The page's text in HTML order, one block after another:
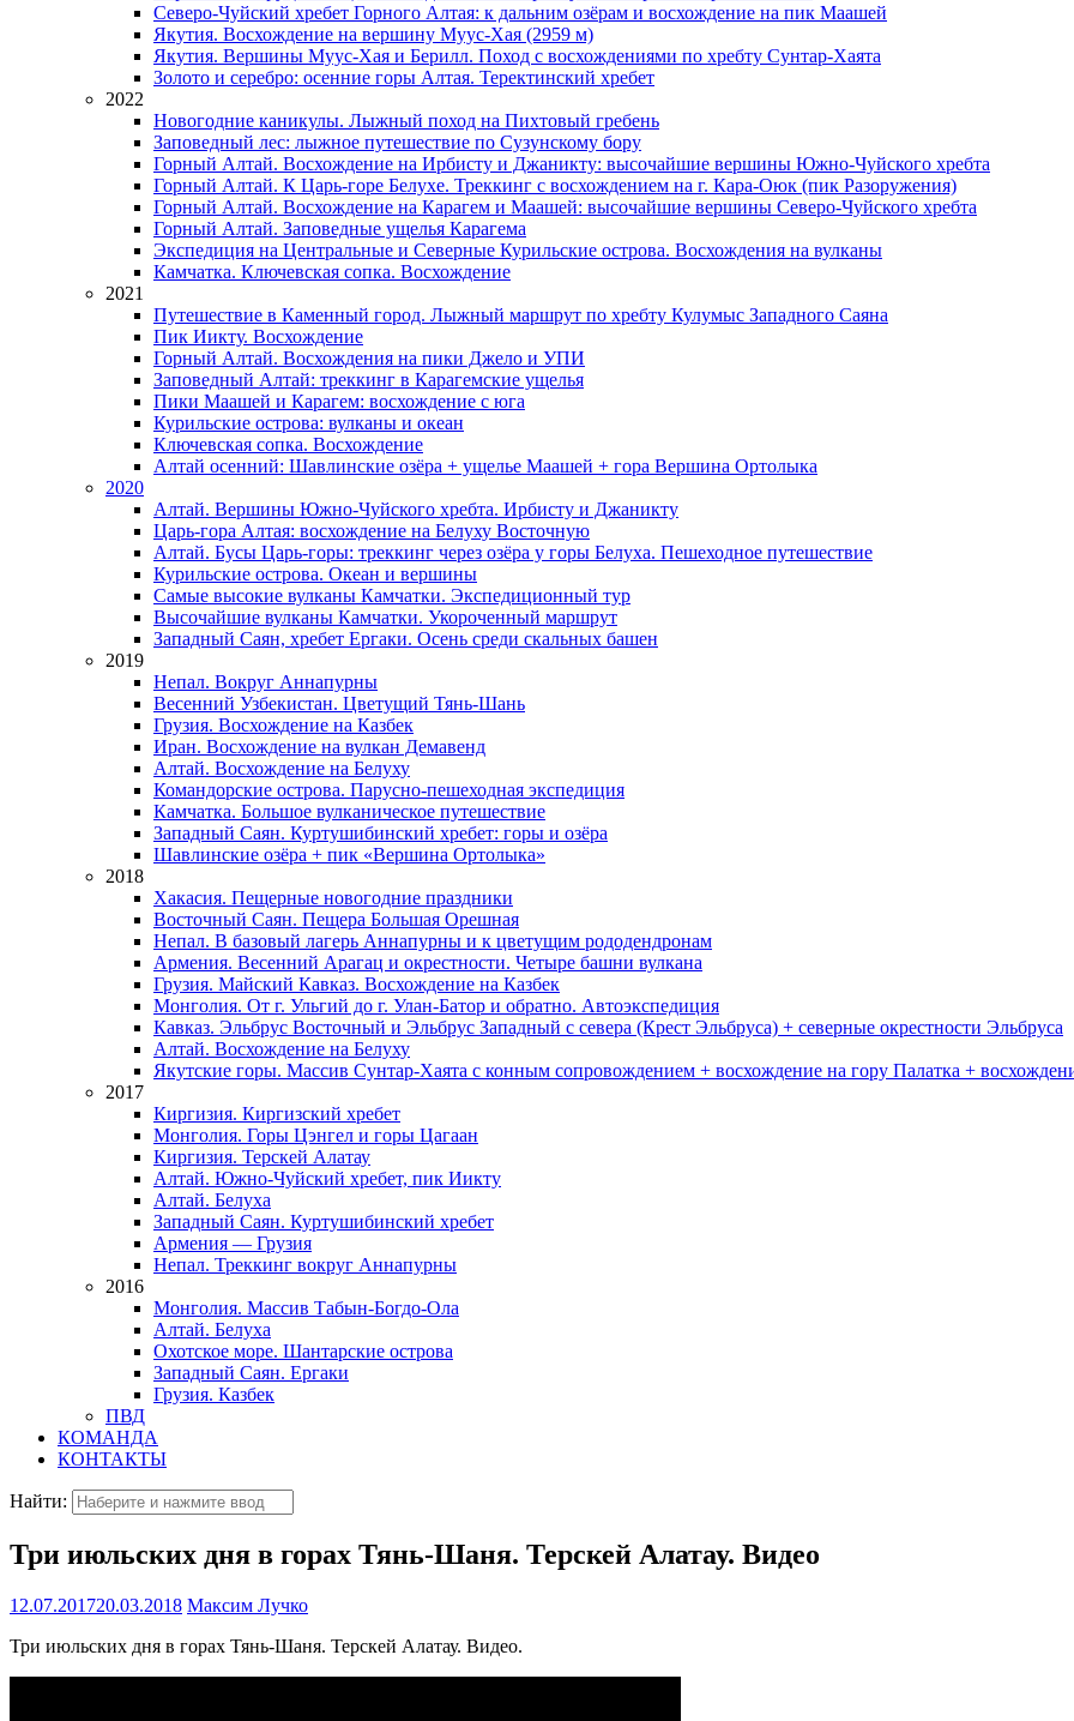
Северо-Чуйский хребет Горного Алтая: к дальним озёрам и восхождение на пик Маашей
Якутия. Восхождение на вершину Муус-Хая (2959 м)
Якутия. Вершины Муус-Хая и Берилл. Поход с восхождениями по хребту Сунтар-Хаята
Золото и серебро: осенние горы Алтая. Теректинский хребет
2022
Новогодние каникулы. Лыжный поход на Пихтовый гребень
Заповедный лес: лыжное путешествие по Сузунскому бору
Горный Алтай. Восхождение на Ирбисту и Джаникту: высочайшие вершины Южно-Чуйского хребта
Горный Алтай. К Царь-горе Белухе. Треккинг с восхождением на г. Кара-Оюк (пик Разоружения)
Горный Алтай. Восхождение на Карагем и Маашей: высочайшие вершины Северо-Чуйского хребта
Горный Алтай. Заповедные ущелья Карагема
Экспедиция на Центральные и Северные Курильские острова. Восхождения на вулканы
Камчатка. Ключевская сопка. Восхождение
2021
Путешествие в Каменный город. Лыжный маршрут по хребту Кулумыс Западного Саяна
Пик Иикту. Восхождение
Горный Алтай. Восхождения на пики Джело и УПИ
Заповедный Алтай: треккинг в Карагемские ущелья
Пики Маашей и Карагем: восхождение с юга
Курильские острова: вулканы и океан
Ключевская сопка. Восхождение
Алтай осенний: Шавлинские озёра + ущелье Маашей + гора Вершина Ортолыка
2020
Алтай. Вершины Южно-Чуйского хребта. Ирбисту и Джаникту
Царь-гора Алтая: восхождение на Белуху Восточную
Алтай. Бусы Царь-горы: треккинг через озёра у горы Белуха. Пешеходное путешествие
Курильские острова. Океан и вершины
Самые высокие вулканы Камчатки. Экспедиционный тур
Высочайшие вулканы Камчатки. Укороченный маршрут
Западный Саян, хребет Ергаки. Осень среди скальных башен
2019
Непал. Вокруг Аннапурны
Весенний Узбекистан. Цветущий Тянь-Шань
Грузия. Восхождение на Казбек
Иран. Восхождение на вулкан Демавенд
Алтай. Восхождение на Белуху
Командорские острова. Парусно-пешеходная экспедиция
Камчатка. Большое вулканическое путешествие
Западный Саян. Куртушибинский хребет: горы и озёра
Шавлинские озёра + пик «Вершина Ортолыка»
2018
Хакасия. Пещерные новогодние праздники
Восточный Саян. Пещера Большая Орешная
Непал. В базовый лагерь Аннапурны и к цветущим рододендронам
Армения. Весенний Арагац и окрестности. Четыре башни вулкана
Грузия. Майский Кавказ. Восхождение на Казбек
Монголия. От г. Ульгий до г. Улан-Батор и обратно. Автоэкспедиция
Кавказ. Эльбрус Восточный и Эльбрус Западный с севера (Крест Эльбруса) + северные окрестности Эльбруса
Алтай. Восхождение на Белуху
Якутские горы. Массив Сунтар-Хаята с конным сопровождением + восхождение на гору Палатка +
2017
Киргизия. Киргизский хребет
Монголия. Горы Цэнгел и горы Цагаан
Киргизия. Терскей Алатау
Алтай. Южно-Чуйский хребет, пик Иикту
Алтай. Белуха
Западный Саян. Куртушибинский хребет
Армения — Грузия
Непал. Треккинг вокруг Аннапурны
2016
Монголия. Массив Табын-Богдо-Ола
Алтай. Белуха
Охотское море. Шантарские острова
Западный Саян. Ергаки
Грузия. Казбек
ПВД
КОМАНДА
КОНТАКТЫ
Найти:
Три июльских дня в горах Тянь-Шаня. Терскей Алатау. Видео
12.07.201720.03.2018 Максим Лучко
Три июльских дня в горах Тянь-Шаня. Терскей Алатау. Видео.